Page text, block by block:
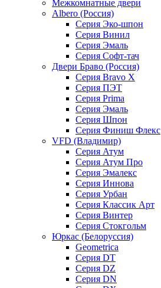
Межкомнатные двери
Albero (Россия)
Серия Эко-шпон
Серия Винил
Серия Эмаль
Серия Софт-тач
Двери Браво (Россия)
Серия Bravo X
Серия ПЭТ
Серия Prima
Серия Эмаль
Серия Шпон
Серия Финиш Флекс
VFD (Владимир)
Серия Атум
Серия Атум Про
Серия Эмалекс
Серия Иннова
Серия Урбан
Серия Классик Арт
Серия Винтер
Серия Стокгольм
Юркас (Белоруссия)
Geometrica
Серия DT
Серия DZ
Серия DN